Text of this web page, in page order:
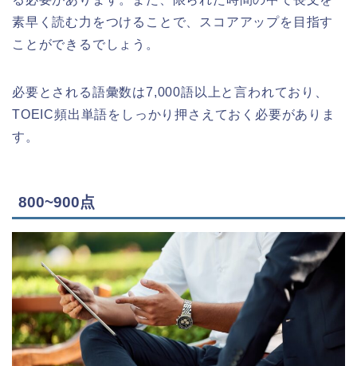
素早く読む力をつけることで、スコアアップを目指す
ことができるでしょう。
必要とされる語彙数は7,000語以上と言われており、
TOEIC頻出単語をしっかり押さえておく必要がありま
す。
800~900点